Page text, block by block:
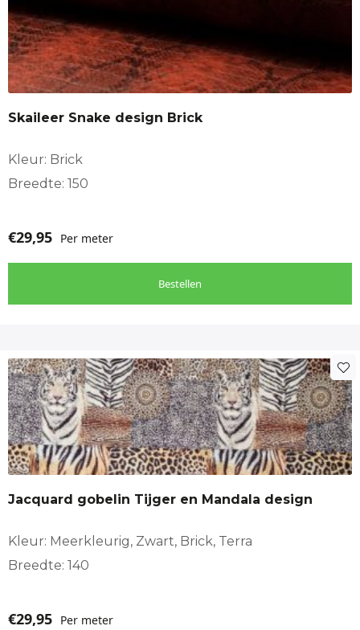
Skaileer Snake design Brick
Kleur: Brick
Breedte: 150
€29,95 Per meter
Bestellen
Jacquard gobelin Tijger en Mandala design
Kleur: Meerkleurig, Zwart, Brick, Terra
Breedte: 140
€29,95 Per meter